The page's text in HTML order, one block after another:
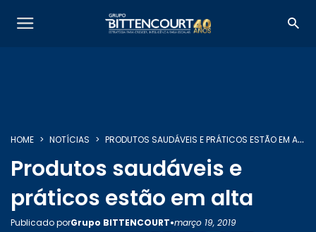
SOBRE NÓS
HOME NOTÍCIAS PRODUTOS SAUDÁVEIS E PRÁTICOS ESTÃO EM ALTA
Produtos saudáveis e
práticos estão em alta
Publicado porGrupo BITTENCOURT•março 19, 2019